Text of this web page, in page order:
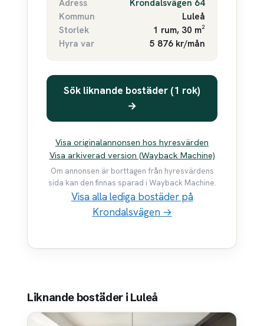
Adress
Krondalsvägen 64
Kommun
Luleå
Storlek
1 rum, 30 m²
Hyra var
5 876 kr/mån
Sök liknande bostäder (1 rok)
→
Visa originalannonsen hos hyresvärden
Visa arkiverad version (Wayback Machine)
Om annonsen är borttagen från hyresvärdens
sida kan den finnas sparad i Wayback Machine.
Visa alla lediga bostäder på
Krondalsvägen →
Liknande bostäder i Luleå